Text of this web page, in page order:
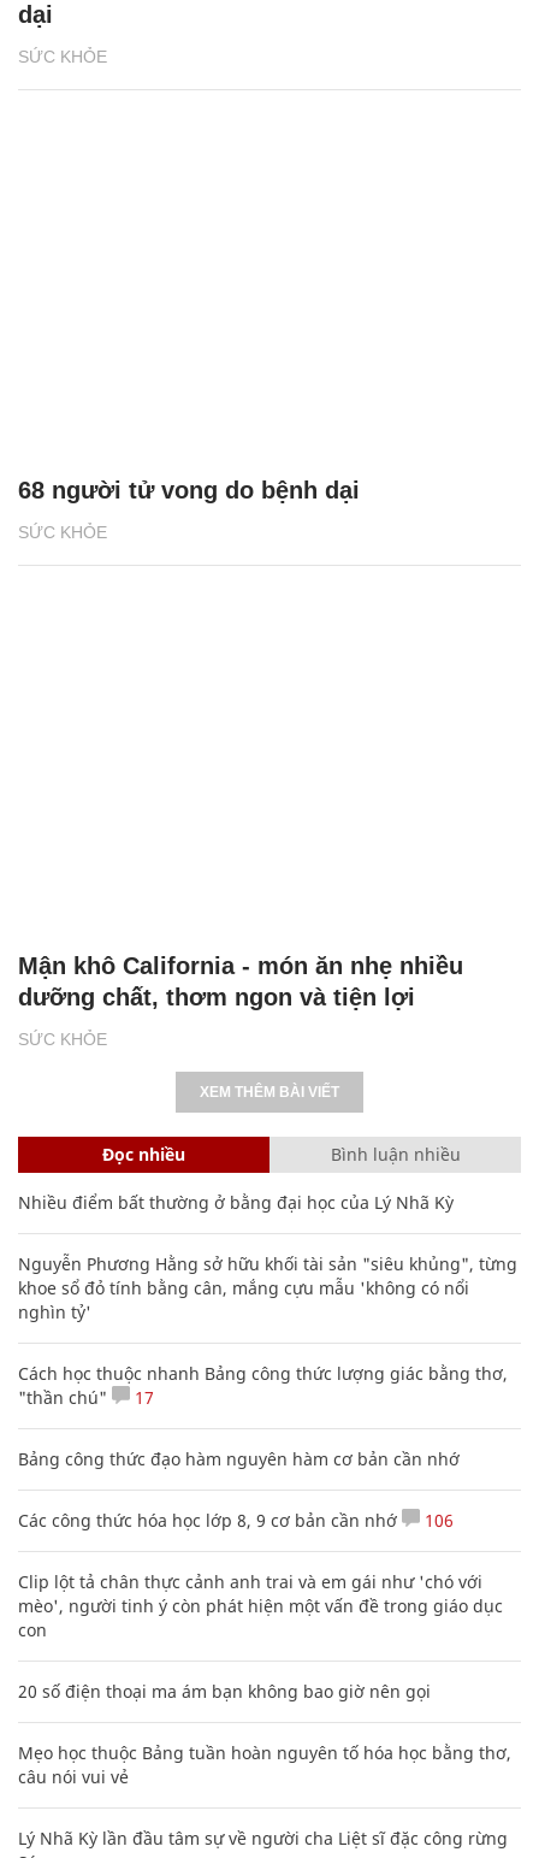
SỨC KHỎE
dại
SỨC KHỎE
68 người tử vong do bệnh dại
SỨC KHỎE
Mận khô California - món ăn nhẹ nhiều
dưỡng chất, thơm ngon và tiện lợi
XEM THÊM BÀI VIẾT
Đọc nhiều Bình luận nhiều
Nhiều điểm bất thường ở bằng đại học của Lý Nhã Kỳ
Nguyễn Phương Hằng sở hữu khối tài sản "siêu khủng", từng
khoe sổ đỏ tính bằng cân, mắng cựu mẫu 'không có nổi
nghìn tỷ'
Cách học thuộc nhanh Bảng công thức lượng giác bằng thơ,
"thần chú"
17
Bảng công thức đạo hàm nguyên hàm cơ bản cần nhớ
Các công thức hóa học lớp 8, 9 cơ bản cần nhớ 106
Clip lột tả chân thực cảnh anh trai và em gái như 'chó với
mèo', người tinh ý còn phát hiện một vấn đề trong giáo dục
con
20 số điện thoại ma ám bạn không bao giờ nên gọi
Mẹo học thuộc Bảng tuần hoàn nguyên tố hóa học bằng thơ,
câu nói vui vẻ
Lý Nhã Kỳ lần đầu tâm sự về người cha Liệt sĩ đặc công rừng